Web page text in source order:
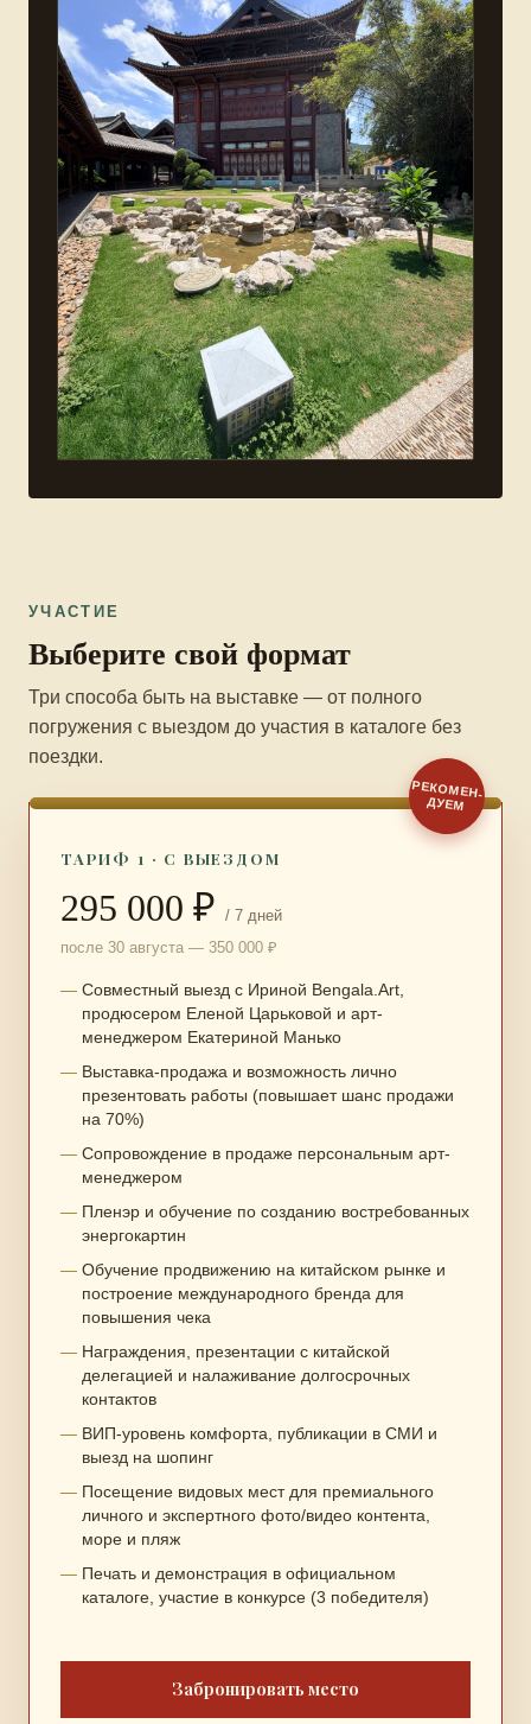
УЧАСТИЕ
Выберите свой формат
Три способа быть на выставке — от полного
погружения с выездом до участия в каталоге без
поездки.
РЕКОМЕН­
ДУЕМ
ТАРИФ 1 · С ВЫЕЗДОМ
295 000 ₽ / 7 дней
после 30 августа — 350 000 ₽
Совместный выезд с Ириной Bengala.Art,
продюсером Еленой Царьковой и арт-
менеджером Екатериной Манько
Выставка-продажа и возможность лично
презентовать работы (повышает шанс продажи
на 70%)
Сопровождение в продаже персональным арт-
менеджером
Пленэр и обучение по созданию востребованных
энергокартин
Обучение продвижению на китайском рынке и
построение международного бренда для
повышения чека
Награждения, презентации с китайской
делегацией и налаживание долгосрочных
контактов
ВИП-уровень комфорта, публикации в СМИ и
выезд на шопинг
Посещение видовых мест для премиального
личного и экспертного фото/видео контента,
море и пляж
Печать и демонстрация в официальном
каталоге, участие в конкурсе (3 победителя)
Забронировать место